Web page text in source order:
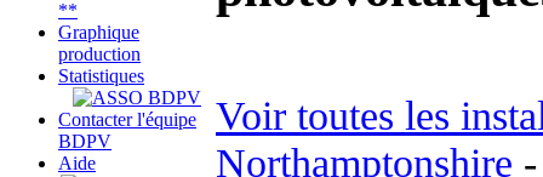
**
Graphique
production
Statistiques
Contacter l'équipe
BDPV
Aide
Voir toutes les
Northamptonshire